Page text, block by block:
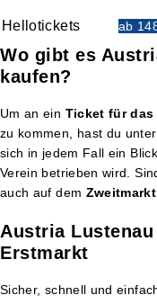
Hellotickets ab
Wo gibt es
kaufen?
Um an ein Ticket für
zu kommen, hast du
sich in jedem Fall ein
Verein betrieben wird.
auch auf dem Zweitmarkt
Austria
Erstmarkt
Sicher, schnell und